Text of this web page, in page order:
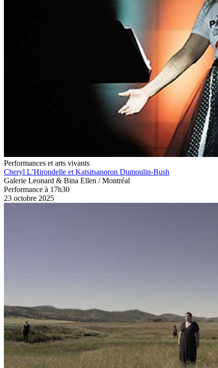
Performances et arts vivants
Cheryl L’Hirondelle et Katsitsanoron Dumoulin-Bush
Galerie Leonard & Bina Ellen / Montréal
Performance à 17h30
23 octobre 2025